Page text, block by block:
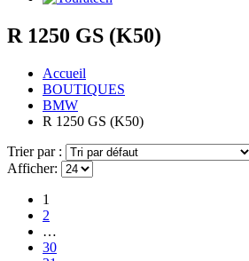
R 1250 GS (K50)
Accueil
BOUTIQUES
BMW
R 1250 GS (K50)
Trier par :
Afficher:
1
2
…
30